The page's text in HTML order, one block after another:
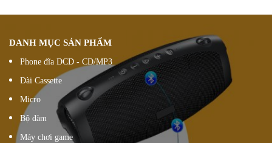
DANH MỤC SẢN PHẨM
Phone đĩa DCD - CD/MP3
Đài Cassette
Micro
Bộ đàm
Máy chơi game